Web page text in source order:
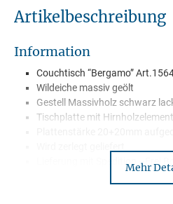
Artikelbeschreibung
Information
Couchtisch “Bergamo”
Wildeiche massiv geölt
Gestell Massivholz schwarz
Tischplatte mit
Lieferung mit Spedition –Frei
Mehr